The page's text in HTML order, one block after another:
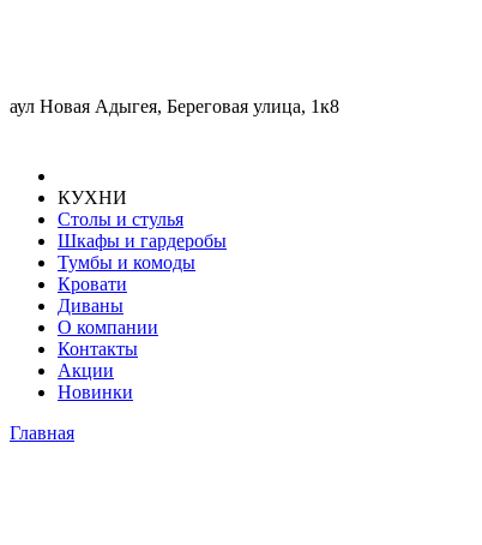
аул Новая Адыгея, Береговая улица, 1к8
КУХНИ
Столы и стулья
Шкафы и гардеробы
Тумбы и комоды
Кровати
Диваны
О компании
Контакты
Акции
Новинки
Главная